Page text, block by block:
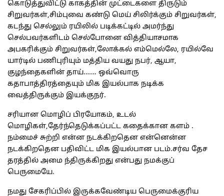
கொடுத்துவிட்டு காகத்தின் முட்டைகளை திருடும்
சிறுவர்கள்,சிம்புவை கண்டு மெய் சிலிர்க்கும் சிறுவர்கள்,
கடந்து செல்லும் ரயிலில் படிக்கட்டில் அமர்ந்து
செல்பவர்களிடம் செல்போனை வித்தியாசமாக
அபகரிக்கும் சிறுவர்கள்,லோக்கல் எம்மெல்லே, ரயில்வே
யார்டில் பணிபுரியும் மத்திய வயது நபர், ஆயா,
குழந்தைகளின் தாய்……. ஒவ்வொரு
கதாபாத்திரத்தையும் மிக இயல்பாக நடிக்க
வைத்திருக்கும் இயக்குநர்.
சரியான மொழிப் பிரயோகம், உடல்
மொழிகள்,தேர்ந்தெடுக்கப்பட்ட கதைக்கான களம் .
நம்மைச் சுற்றி என்ன நடக்கிறதென என்னென்ன
நடக்கிறதென பதிவிட்ட மிக இயல்பான படம்.சர்வ தேச
தரத்தில் அமை ந்திருக்கிறது என்பது நமக்குப்
பெருமையே.
நமது சேகரிப்பில் இருக்கவேண்டிய பெருமைக்குரிய